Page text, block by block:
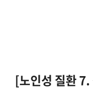
[노인성 질환